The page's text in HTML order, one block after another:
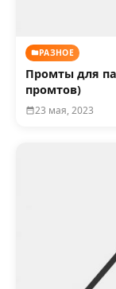
РАЗНОЕ
Промты для
промтов)
23 мая, 2023